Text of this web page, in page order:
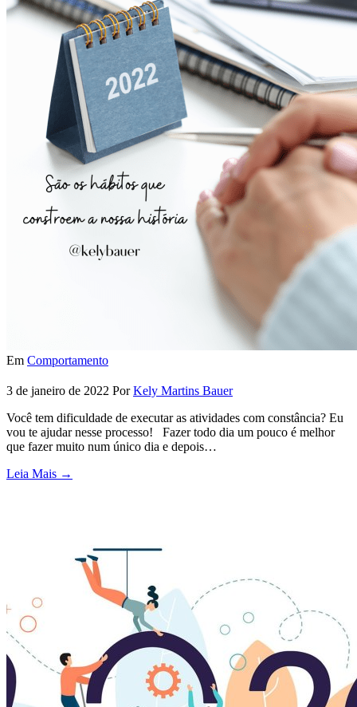
Em Comportamento
3 de janeiro de 2022 Por Kely Martins Bauer
Você tem dificuldade de executar as atividades com constância? Eu
vou te ajudar nesse processo! Fazer todo dia um pouco é melhor
que fazer muito num único dia e depois…
Leia Mais →